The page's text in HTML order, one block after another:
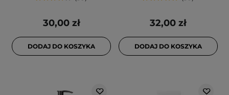
30,00 zł
DODAJ DO KOSZYKA
32,00 zł
DODAJ DO KOSZYKA